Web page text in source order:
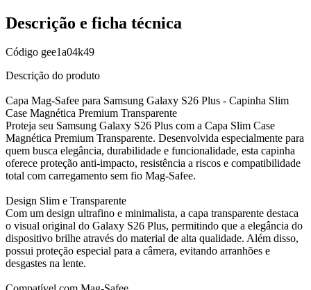
Descrição e ficha técnica
Código gee1a04k49
Descrição do produto
Capa Mag-Safee para Samsung Galaxy S26 Plus - Capinha Slim
Case Magnética Premium Transparente
Proteja seu Samsung Galaxy S26 Plus com a Capa Slim Case
Magnética Premium Transparente. Desenvolvida especialmente para
quem busca elegância, durabilidade e funcionalidade, esta capinha
oferece proteção anti-impacto, resistência a riscos e compatibilidade
total com carregamento sem fio Mag-Safee.
Design Slim e Transparente
Com um design ultrafino e minimalista, a capa transparente destaca
o visual original do Galaxy S26 Plus, permitindo que a elegância do
dispositivo brilhe através do material de alta qualidade. Além disso,
possui proteção especial para a câmera, evitando arranhões e
desgastes na lente.